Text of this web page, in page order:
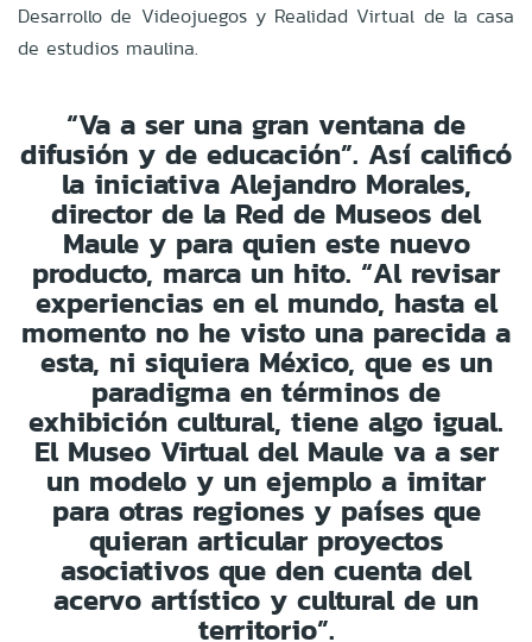
Desarrollo de Videojuegos y Realidad Virtual de la casa
de estudios maulina.
“Va a ser una gran ventana de
difusión y de educación”. Así calificó
la iniciativa Alejandro Morales,
director de la Red de Museos del
Maule y para quien este nuevo
producto, marca un hito. “Al revisar
experiencias en el mundo, hasta el
momento no he visto una parecida a
esta, ni siquiera México, que es un
paradigma en términos de
exhibición cultural, tiene algo igual.
El Museo Virtual del Maule va a ser
un modelo y un ejemplo a imitar
para otras regiones y países que
quieran articular proyectos
asociativos que den cuenta del
acervo artístico y cultural de un
territorio”.